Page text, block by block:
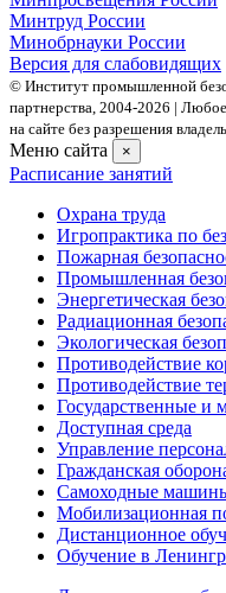
Минтруд России
Минобрнауки России
Версия для слабовидящих
© Институт промышленной
партнерства, 2004- 2026 |
на сайте без разрешения
Меню сайта ×
Расписание занятий
Охрана труда
Игропрактика по
Пожарная
Промышленная
Энергетическая
Радиационная
Экологическая
Противодействие
Противодействие
Государственные и
Доступная среда
Управление
Гражданская
Самоходные
Мобилизационная
Дистанционное
Обучение в